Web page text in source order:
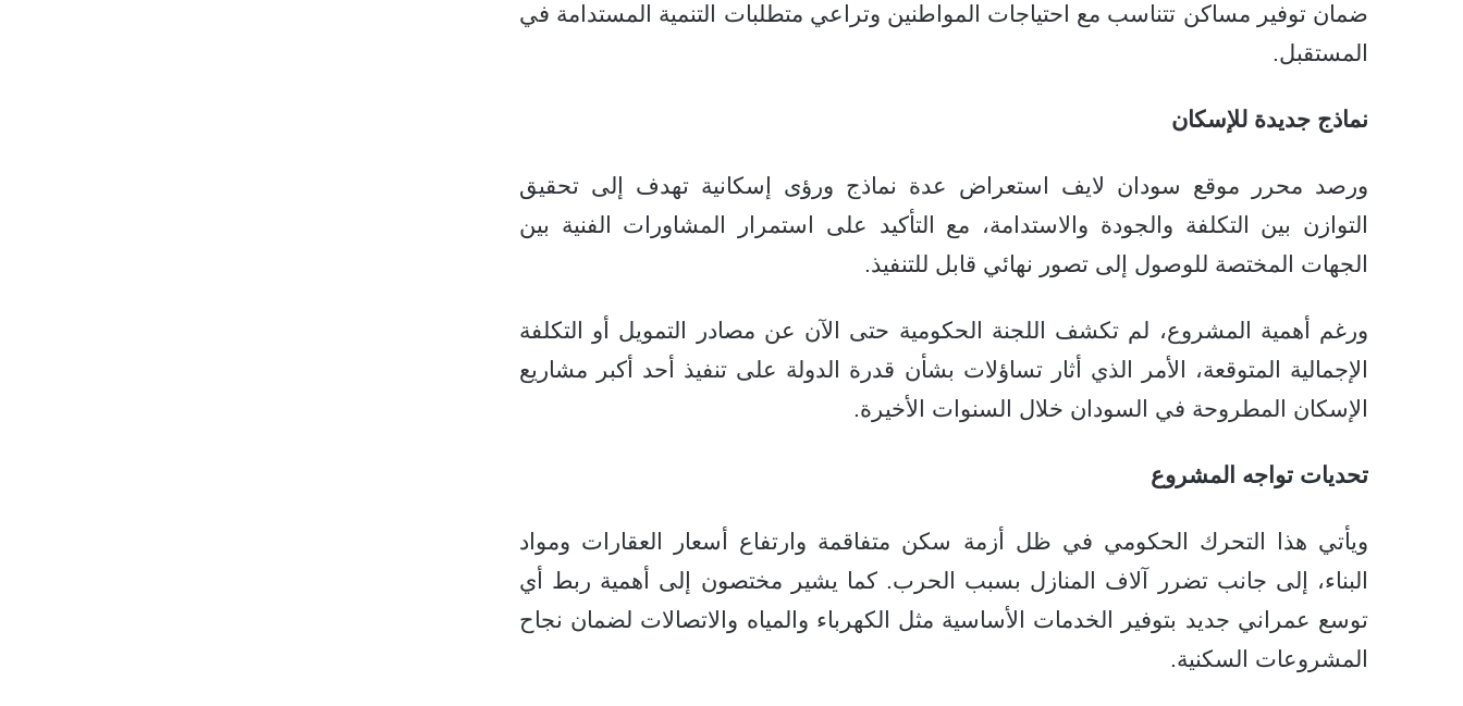
ضمان توفير مساكن تتناسب مع احتياجات المواطنين وتراعي متطلبات التنمية المستدامة في
المستقبل.
نماذج جديدة للإسكان
ورصد محرر موقع سودان لايف استعراض عدة نماذج ورؤى إسكانية تهدف إلى تحقيق
التوازن بين التكلفة والجودة والاستدامة، مع التأكيد على استمرار المشاورات الفنية بين
الجهات المختصة للوصول إلى تصور نهائي قابل للتنفيذ.
ورغم أهمية المشروع، لم تكشف اللجنة الحكومية حتى الآن عن مصادر التمويل أو التكلفة
الإجمالية المتوقعة، الأمر الذي أثار تساؤلات بشأن قدرة الدولة على تنفيذ أحد أكبر مشاريع
الإسكان المطروحة في السودان خلال السنوات الأخيرة.
تحديات تواجه المشروع
ويأتي هذا التحرك الحكومي في ظل أزمة سكن متفاقمة وارتفاع أسعار العقارات ومواد
البناء، إلى جانب تضرر آلاف المنازل بسبب الحرب. كما يشير مختصون إلى أهمية ربط أي
توسع عمراني جديد بتوفير الخدمات الأساسية مثل الكهرباء والمياه والاتصالات لضمان نجاح
المشروعات السكنية.